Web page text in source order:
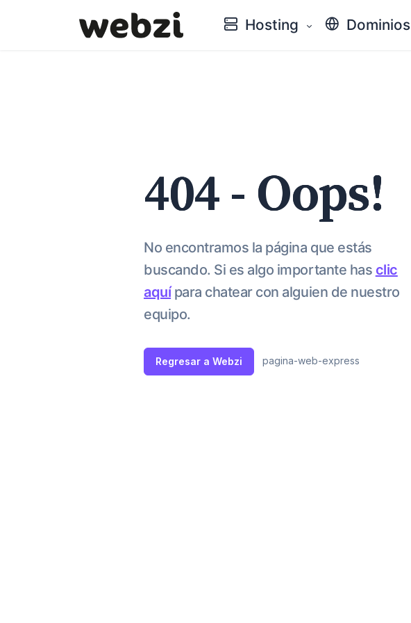
Hosting Dominios
404 - Oops!
No encontramos la página que estás
buscando. Si es algo importante has clic
aquípara chatear con alguien de nuestro
equipo.
Regresar a Webzi pagina-web-express